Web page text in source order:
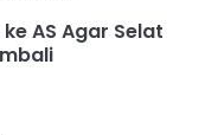
AS Agar Selat